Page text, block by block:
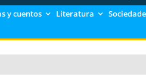
y cuentos Literatura